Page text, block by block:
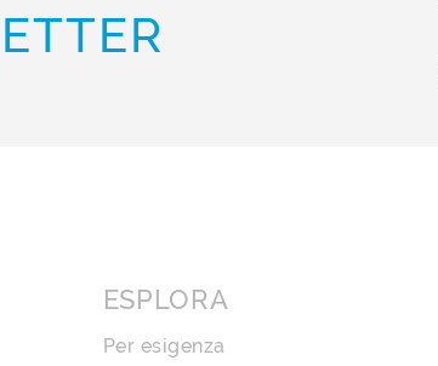
ESPLORA
Per esigenza